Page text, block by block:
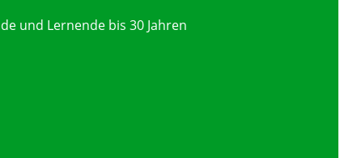
und Lernende bis 30 Jahren